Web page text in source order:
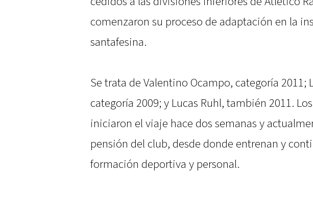
comenzaron su proceso de adaptación en la
santafesina.
Se trata de Valentino Ocampo, categoría 2011;
categoría 2009; y Lucas Ruhl, también 2011.
iniciaron el viaje hace dos semanas y
pensión del club, desde donde entrenan y
formación deportiva y personal.